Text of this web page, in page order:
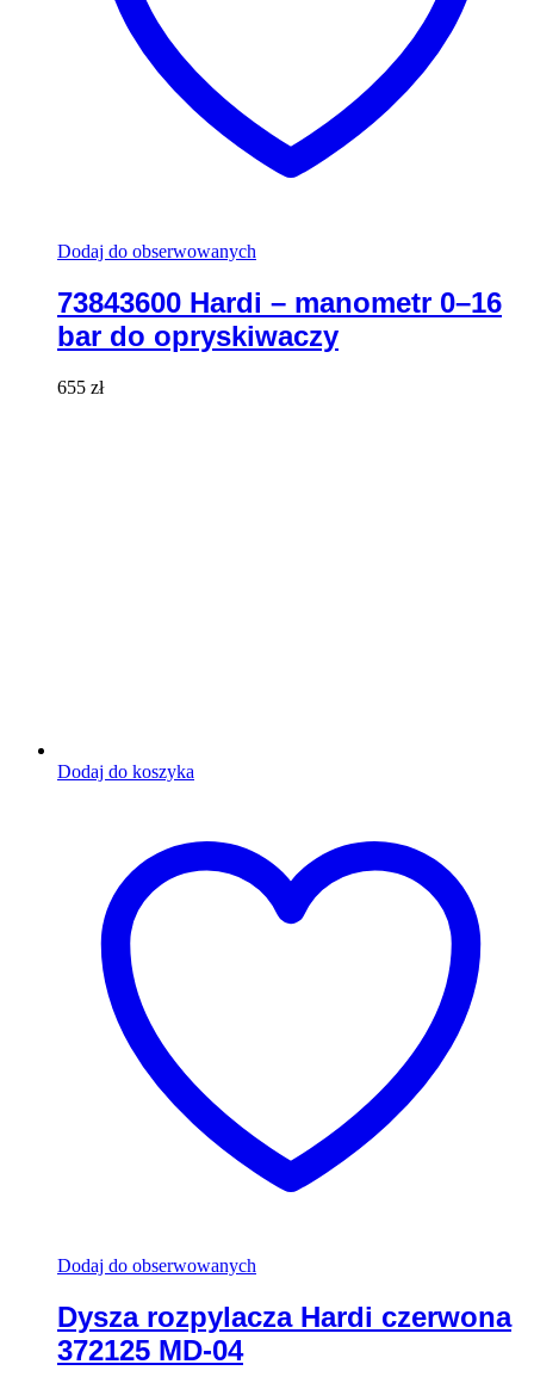
Dodaj do obserwowanych
73843600 Hardi – manometr 0–16
bar do opryskiwaczy
655 zł
Dodaj do koszyka
Dodaj do obserwowanych
Dysza rozpylacza Hardi czerwona
372125 MD-04